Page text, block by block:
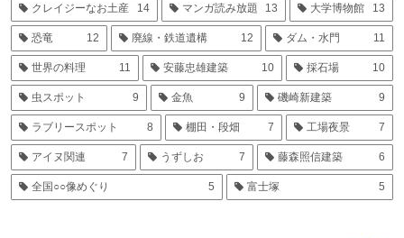
クレイジーなお土産 14 マンガ読み放題 13 大学博物館 13
恐竜 12 廃線・鉄道遺構 12 ダム・水門 11
世界の料理 11 安藤忠雄建築 10 採石場 10
虫スポット 9 金魚 9 磯崎新建築 9
ラブリースポット 8 棚田・段畑 7 工場夜景 7
アイヌ関連 7 うずしお 7 藤森照信建築 6
全国○○像めぐり 5 富士塚 5